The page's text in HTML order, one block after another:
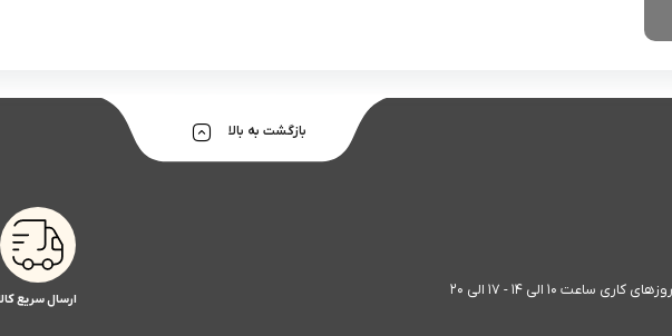
بازگشت به بالا
ساعت 10 الی 14 - 17 الی 20 ارسال سریع